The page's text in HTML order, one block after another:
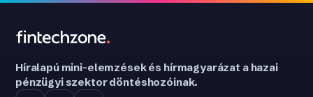
Híralapú mini-elemzések és hírmagyarázat a hazai
pénzügyi szektor döntéshozóinak.